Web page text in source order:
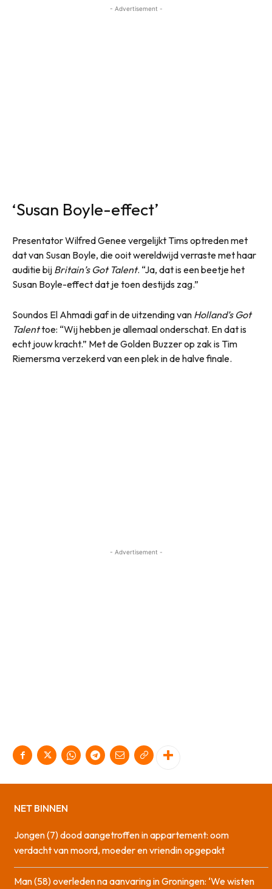
- Advertisement -
‘Susan Boyle-effect’
Presentator Wilfred Genee vergelijkt Tims optreden met
dat van Susan Boyle, die ooit wereldwijd verraste met haar
auditie bij Britain’s Got Talent. “Ja, dat is een beetje het
Susan Boyle-effect dat je toen destijds zag.”
Soundos El Ahmadi gaf in de uitzending van Holland’s Got
Talenttoe: “Wij hebben je allemaal onderschat. En dat is
echt jouw kracht.” Met de Golden Buzzer op zak is Tim
Riemersma verzekerd van een plek in de halve finale.
- Advertisement -
NET BINNEN
Jongen (7) dood aangetroffen in appartement: oom
verdacht van moord, moeder en vriendin opgepakt
Man (58) overleden na aanvaring in Groningen: ‘We wisten